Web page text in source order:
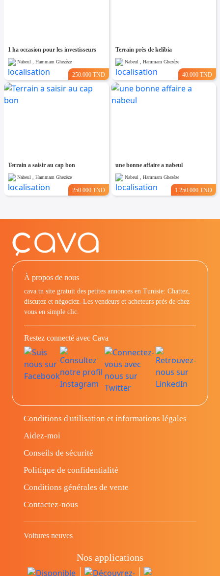
1 ha occasion pour les investisseurs
Nabeul , Hammam Ghezèze
250.000 TND
Terrain près de kelibia
Nabeul , Hammam Ghezèze
40.000 TND
Terrain a saisir au cap bon
Nabeul , Hammam Ghezèze
250.000 TND
une bonne affaire a nabeul
Nabeul , Hammam Ghezèze
1.250.000 TND
À propos de nous
cava.tn site gratuit des petites annonces en Tunisie: Chattez,
discutez et négociez. Les vendeurs et acheteurs prés de chez
vous en simple clic.
Restez connecté avec Cava
Conditions d'utilisation et informations légales
Aidez-moi
Conseils de sécurité
Politique de confidentialité
Conditions générales de vente
Contactez-nous
Voitures neuves
Nos applications